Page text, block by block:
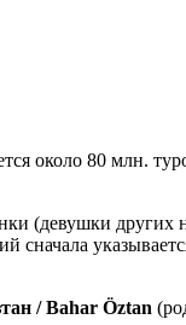
около 80 млн.
(девушки
сначала
/ Bahar Öztan